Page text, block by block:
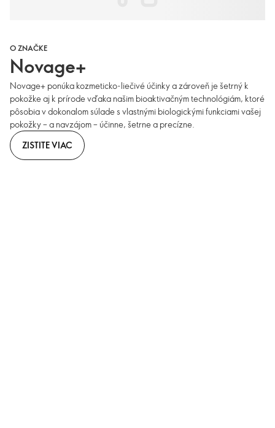
O ZNAČKE
Novage+
Novage+ ponúka kozmeticko-liečivé účinky a zároveň je šetrný k
pokožke aj k prírode vďaka našim bioaktivačným technológiám, ktoré
pôsobia v dokonalom súlade s vlastnými biologickými funkciami vašej
pokožky – a navzájom – účinne, šetrne a precízne.
ZISTITE VIAC